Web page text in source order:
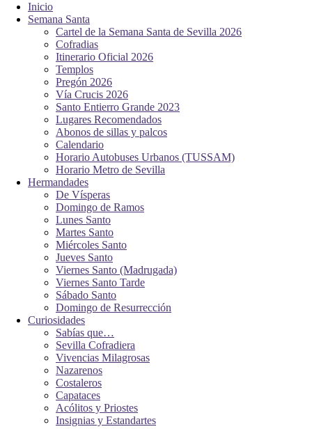
Inicio
Semana Santa
Cartel de la Semana Santa de Sevilla 2026
Cofradias
Itinerario Oficial 2026
Templos
Pregón 2026
Vía Crucis 2026
Santo Entierro Grande 2023
Lugares Recomendados
Abonos de sillas y palcos
Calendario
Horario Autobuses Urbanos (TUSSAM)
Horario Metro de Sevilla
Hermandades
De Vísperas
Domingo de Ramos
Lunes Santo
Martes Santo
Miércoles Santo
Jueves Santo
Viernes Santo (Madrugada)
Viernes Santo Tarde
Sábado Santo
Domingo de Resurrección
Curiosidades
Sabías que…
Sevilla Cofradiera
Vivencias Milagrosas
Nazarenos
Costaleros
Capataces
Acólitos y Priostes
Insignias y Estandartes